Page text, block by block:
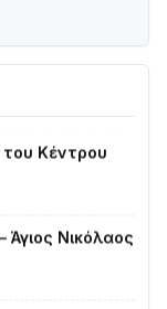
Ναυπάκτου